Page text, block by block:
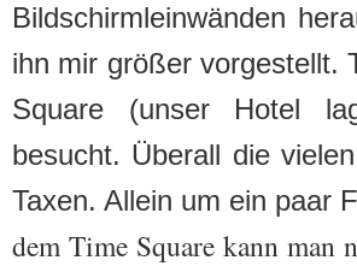
Bildschirmleinwänden
ihn mir größer vorgestellt.
Square (unser Hotel
besucht. Überall die
Taxen. Allein um ein paar
dem Time Square kann man